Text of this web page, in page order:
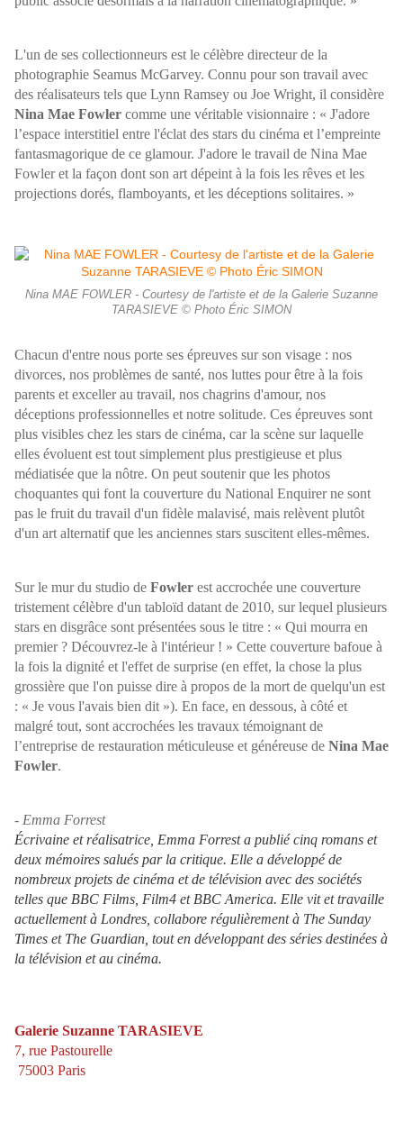
L'un de ses collectionneurs est le célèbre directeur de la
photographie Seamus McGarvey. Connu pour son travail avec
des réalisateurs tels que Lynn Ramsey ou Joe Wright, il considère
Nina Mae Fowler comme une véritable visionnaire : « J'adore
l’espace interstitiel entre l'éclat des stars du cinéma et l’empreinte
fantasmagorique de ce glamour. J'adore le travail de Nina Mae
Fowler et la façon dont son art dépeint à la fois les rêves et les
projections dorés, flamboyants, et les déceptions solitaires. »
Nina MAE FOWLER - Courtesy de l'artiste et de la Galerie Suzanne
TARASIEVE © Photo Éric SIMON
Chacun d'entre nous porte ses épreuves sur son visage : nos
divorces, nos problèmes de santé, nos luttes pour être à la fois
parents et exceller au travail, nos chagrins d'amour, nos
déceptions professionnelles et notre solitude. Ces épreuves sont
plus visibles chez les stars de cinéma, car la scène sur laquelle
elles évoluent est tout simplement plus prestigieuse et plus
médiatisée que la nôtre. On peut soutenir que les photos
choquantes qui font la couverture du National Enquirer ne sont
pas le fruit du travail d'un fidèle malavisé, mais relèvent plutôt
d'un art alternatif que les anciennes stars suscitent elles-mêmes.
Sur le mur du studio de Fowler est accrochée une couverture
tristement célèbre d'un tabloïd datant de 2010, sur lequel plusieurs
stars en disgrâce sont présentées sous le titre : « Qui mourra en
premier ? Découvrez-le à l'intérieur ! » Cette couverture bafoue à
la fois la dignité et l'effet de surprise (en effet, la chose la plus
grossière que l'on puisse dire à propos de la mort de quelqu'un est
: « Je vous l'avais bien dit »). En face, en dessous, à côté et
malgré tout, sont accrochées les travaux témoignant de
l’entreprise de restauration méticuleuse et généreuse de Nina Mae
Fowler.
- Emma Forrest
Écrivaine et réalisatrice, Emma Forrest a publié cinq romans et
deux mémoires salués par la critique. Elle a développé de
nombreux projets de cinéma et de télévision avec des sociétés
telles que BBC Films, Film4 et BBC America. Elle vit et travaille
actuellement à Londres, collabore régulièrement à The Sunday
Times et The Guardian, tout en développant des séries destinées à
la télévision et au cinéma.
Galerie Suzanne TARASIEVE
7, rue Pastourelle
75003 Paris